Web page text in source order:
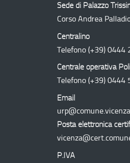
Sede di Palazzo
Corso Andrea
Centralino
Telefono (+39) 0444
Centrale operativa
Telefono (+39) 0444
Email
Posta elettronica
P.IVA